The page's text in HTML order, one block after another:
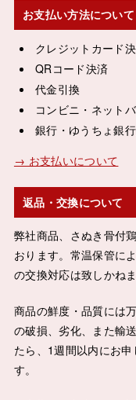
お支払い方法について
クレジットカード
QRコード決済
代金引換
コンビニ・ネット
銀行・ゆうちょ銀
→ お支払いについて
返品・交換について
弊社商品、さぬき骨付
おります。常温保管に
の交換対応は致しかねま
商品の鮮度・品質には
の破損、劣化、また輸
たら、1週間以内にお
す。